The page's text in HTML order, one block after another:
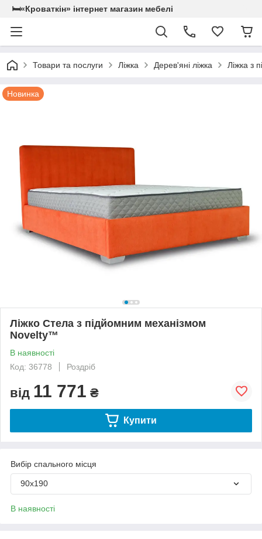
🛏«Кроваткiн» iнтернет магазин мебелi
Товари та послуги Ліжка Дерев'яні ліжка Ліжка з
Новинка
Ліжко Стела з підйомним механізмом
Novelty™
В наявності
Код: 36778
Роздріб
від 11 771 ₴
Купити
Вибір спального місця
90х190
В наявності